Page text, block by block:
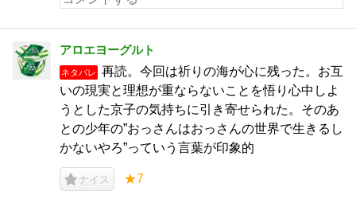
アロエヨーグルト
ネタバレ
再読。今回は祈りの海が心に残った。お互
いの現実と理想が重ならないことを悟り心中しよ
うとした京子の気持ちに引き寄せられた。そのあ
との少年の”おっさんはおっさんの世界で生きるし
かないやろ”っていう言葉が印象的
ナイス ★7